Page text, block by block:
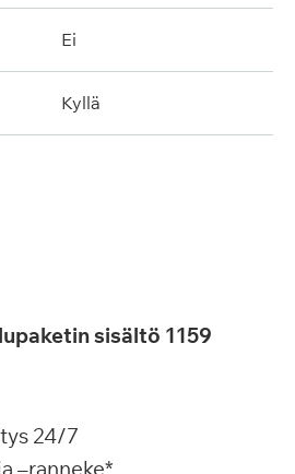
ei
kyllä
sisältö 1159
24/7
–ranneke*